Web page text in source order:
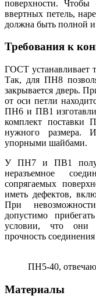
поверхности. Чтобы
ввертных петель,
должна быть полной и
Требования к
ГОСТ устанавливает
Так, для ПН8
закрывается дверь.
от оси петли
ПН6 и ПВ1
комплект
нужного размера.
упорными шайбами.
У ПН7 и ПВ1
неразъемное
сопрягаемых
иметь дефектов,
При
допустимо
условии, что они
прочность
ПН5-40,
Материалы